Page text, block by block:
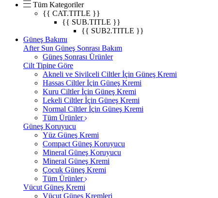
Tüm Kategoriler
{{ CAT.TITLE }}
{{ SUB.TITLE }}
{{ SUB2.TITLE }}
Güneş Bakımı
After Sun Güneş Sonrası Bakım
Güneş Sonrası Ürünler
Cilt Tipine Göre
Akneli ve Sivilceli Ciltler İçin Güneş Kremi
Hassas Ciltler İçin Güneş Kremi
Kuru Ciltler İçin Güneş Kremi
Lekeli Ciltler İçin Güneş Kremi
Normal Ciltler İçin Güneş Kremi
Tüm Ürünler
Güneş Koruyucu
Yüz Güneş Kremi
Compact Güneş Koruyucu
Mineral Güneş Koruyucu
Mineral Güneş Kremi
Çocuk Güneş Kremi
Tüm Ürünler
Vücut Güneş Kremi
Vücut Güneş Kremleri